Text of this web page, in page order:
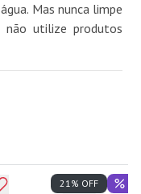
Mas nunca limpe
utilize produtos
21% OFF